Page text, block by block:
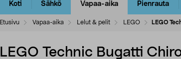
Koti Sähkö Vapaa-aika Pienrauta
Etusivu Vapaa-aika Lelut & pelit LEGO LEGO
LEGO Technic Bugatti